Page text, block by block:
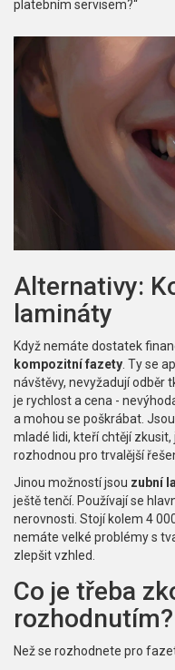
platebním servisem?“
Alternativy:
lamináty
Když nemáte dostatek
kompozitní fazety. Ty se
návštěvy, nevyžadují odběr
je rychlost a cena -
a mohou se poškrábat.
mladé lidi, kteří chtějí
rozhodnou pro trvalější
Jinou možností jsou zubní
ještě tenčí. Používají se
nerovnosti. Stojí kolem 4
nemáte velké problémy s
zlepšit vzhled.
Co je třeba
rozhodnutím?
Než se rozhodnete pro